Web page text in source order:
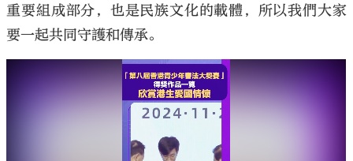
重要組成部分，也是民族文化的載體，所以我們大家
要一起共同守護和傳承。